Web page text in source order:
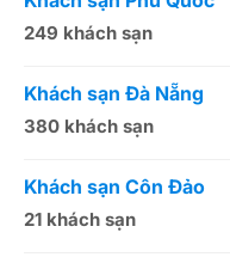
249 khách sạn
Khách sạn Đà Nẵng
380 khách sạn
Khách sạn Côn Đảo
21 khách sạn